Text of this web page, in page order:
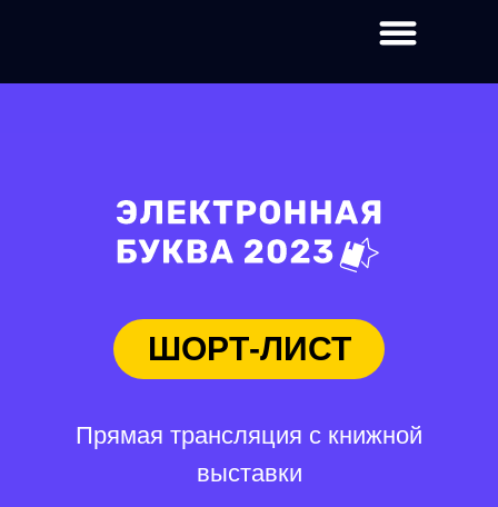
ШОРТ-ЛИСТ
Прямая трансляция с книжной
выставки